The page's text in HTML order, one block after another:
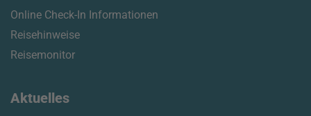
Online Check-In Informationen
Reisehinweise
Reisemonitor
Aktuelles